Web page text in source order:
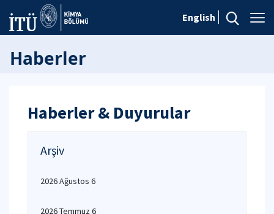
English
Haberler
Haberler & Duyurular
Arşiv
2026 Ağustos 6
2026 Temmuz 6